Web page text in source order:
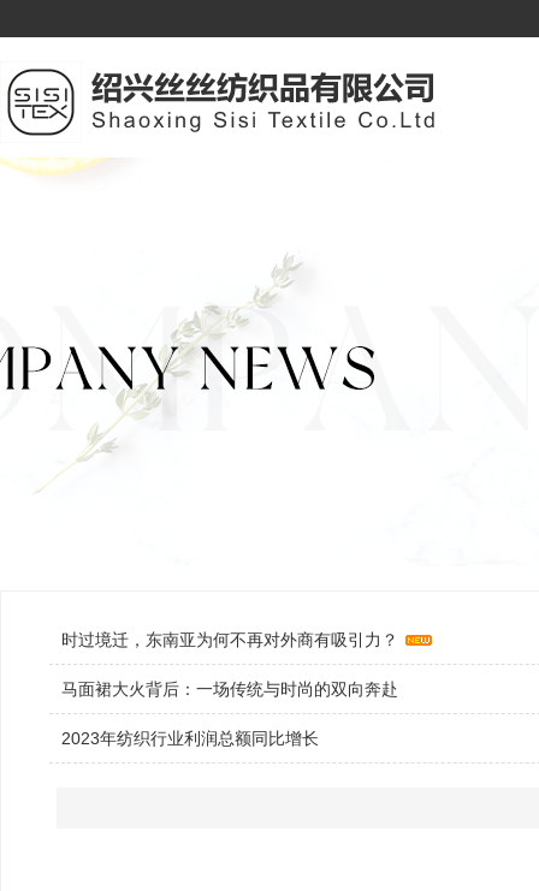
时过境迁，东南亚为何不再对外商有吸引力？
马面裙大火背后：一场传统与时尚的双向奔赴
2023年纺织行业利润总额同比增长